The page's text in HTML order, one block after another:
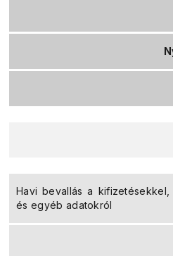
Havi bevallás a
és egyéb adatokról